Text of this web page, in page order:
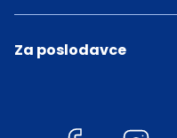
Za poslodavce